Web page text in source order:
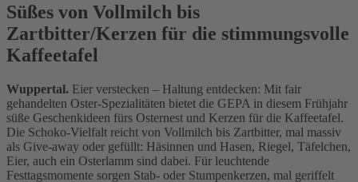
Süßes von Vollmilch bis
Zartbitter/Kerzen für die stimmungsvolle
Kaffeetafel
Wuppertal. Eier verstecken – Haltung entdecken: Mit fair
gehandelten Oster-Spezialitäten bietet die GEPA in diesem Frühjahr
süße Geschenkideen fürs Osternest und Kerzen für die Kaffeetafel.
Die Schoko-Vielfalt reicht von Vollmilch bis Zartbitter, mal massiv
als Give-away oder gefüllt: Häsinnen und Hasen, Riegel, Täfelchen,
Eier, auch ein Osterlamm sind dabei. Für leuchtende
Festtagsmomente sorgen Stab- oder Stumpenkerzen, mal geriffelt